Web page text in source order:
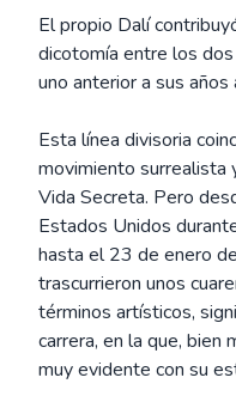
El propio Dalí
dicotomía entre los
uno anterior a sus
Esta línea divisoria
movimiento surrealista
Vida Secreta. Pero
Estados Unidos
hasta el 23 de enero
trascurrieron unos
términos artísticos,
carrera, en la que, bien
muy evidente con su